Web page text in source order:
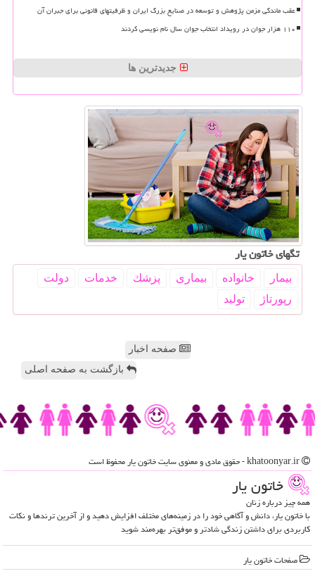
عقب ماندگی مزمن پژوهش و توسعه در صنایع بزرگ ایران و ظرفیتهای قانونی برای جبران آن
۱۱۰ هزار جوان در رویداد انتخاب جوان سال نام نویسی کردند
جدیدترین ها
تگهای خاتون یار
بیمار خانواده بیماری پزشك خدمات
دولت
رپورتاژ
تولید
صفحه اخبار
بازگشت به صفحه اصلی
خاتون یار
همه چیز درباره زنان
با خاتون یار، دانش و آگاهی خود را در زمینه‌های مختلف افزایش دهید و از آخرین ترندها و نکات
کاربردی برای داشتن زندگی شادتر و موفق‌تر بهره‌مند شوید
صفحات خاتون یار